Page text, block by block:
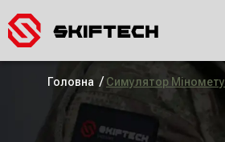
Головна / Симулятор Міномету